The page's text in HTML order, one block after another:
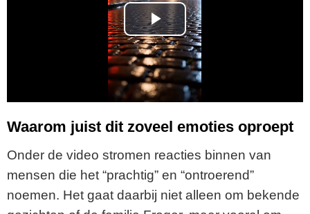
P
l
a
y
V
i
Waarom juist dit zoveel emoties oproept
Onder de video stromen reacties binnen van
mensen die het “prachtig” en “ontroerend”
noemen. Het gaat daarbij niet alleen om bekende